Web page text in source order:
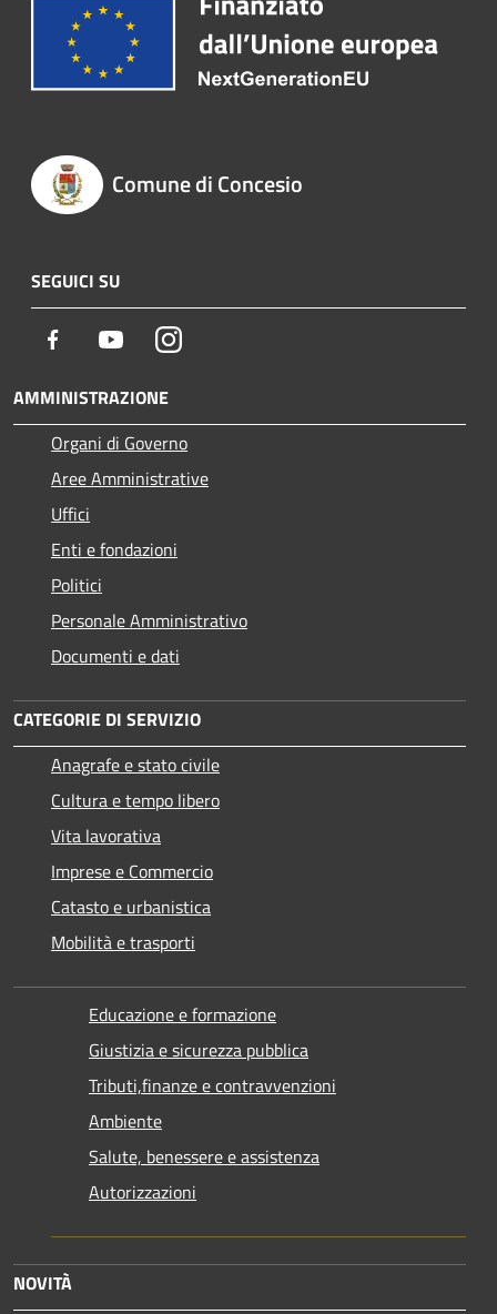
Comune di Concesio
SEGUICI SU
Facebook YoutubeInstagram
AMMINISTRAZIONE
Organi di Governo
Aree Amministrative
Uffici
Enti e fondazioni
Politici
Personale Amministrativo
Documenti e dati
CATEGORIE DI SERVIZIO
Anagrafe e stato civile
Cultura e tempo libero
Vita lavorativa
Imprese e Commercio
Catasto e urbanistica
Mobilità e trasporti
Educazione e formazione
Giustizia e sicurezza pubblica
Tributi,finanze e contravvenzioni
Ambiente
Salute, benessere e assistenza
Autorizzazioni
NOVITÀ